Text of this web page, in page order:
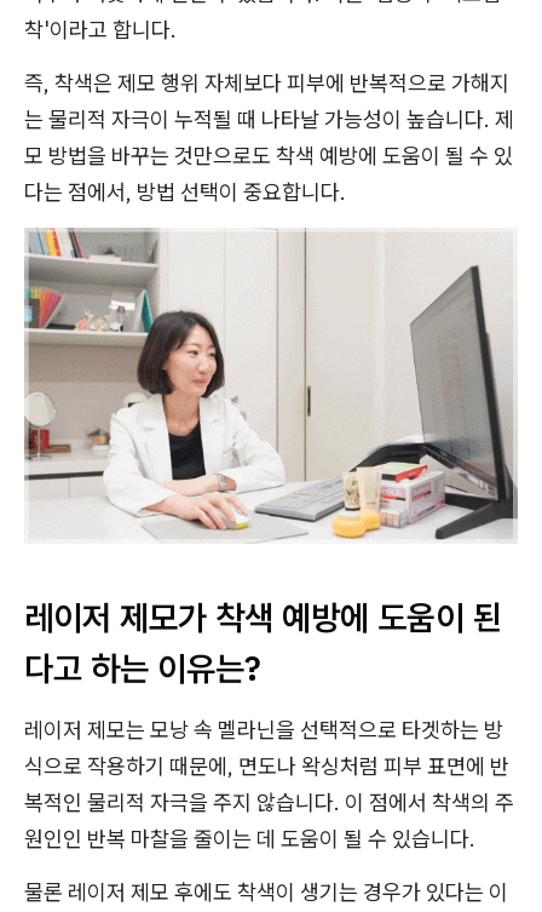
착'이라고 합니다.
즉, 착색은 제모 행위 자체보다 피부에 반복적으로 가해지
는 물리적 자극이 누적될 때 나타날 가능성이 높습니다. 제
모 방법을 바꾸는 것만으로도 착색 예방에 도움이 될 수 있
다는 점에서, 방법 선택이 중요합니다.
레이저 제모가 착색 예방에 도움이 된
다고 하는 이유는?
레이저 제모는 모낭 속 멜라닌을 선택적으로 타겟하는 방
식으로 작용하기 때문에, 면도나 왁싱처럼 피부 표면에 반
복적인 물리적 자극을 주지 않습니다. 이 점에서 착색의 주
원인인 반복 마찰을 줄이는 데 도움이 될 수 있습니다.
물론 레이저 제모 후에도 착색이 생기는 경우가 있다는 이